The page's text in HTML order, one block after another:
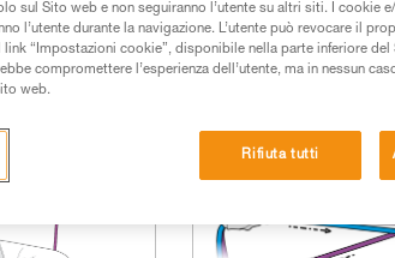
informazioni prodotti
sul Sito web e non seguiranno l’utente su altri siti. I cookie
l’utente durante la navigazione. L’utente può revocare il
“Impostazioni cookie”, disponibile nella parte inferiore
compromettere l’esperienza dell’utente, ma in nessun
web.
Rifiuta tutti